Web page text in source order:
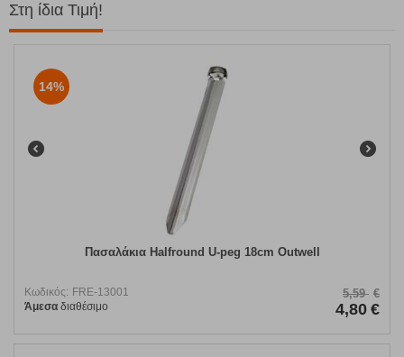
Στη ίδια Τιμή!
14%
Πασαλάκια Halfround U-peg 18cm Outwell
Κωδικός: FRE-13001
Άμεσα διαθέσιμο
5,59 €
4,80 €